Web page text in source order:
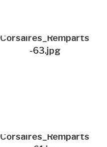
Corsaires_Remparts
-63.jpg
Corsaires_Remparts